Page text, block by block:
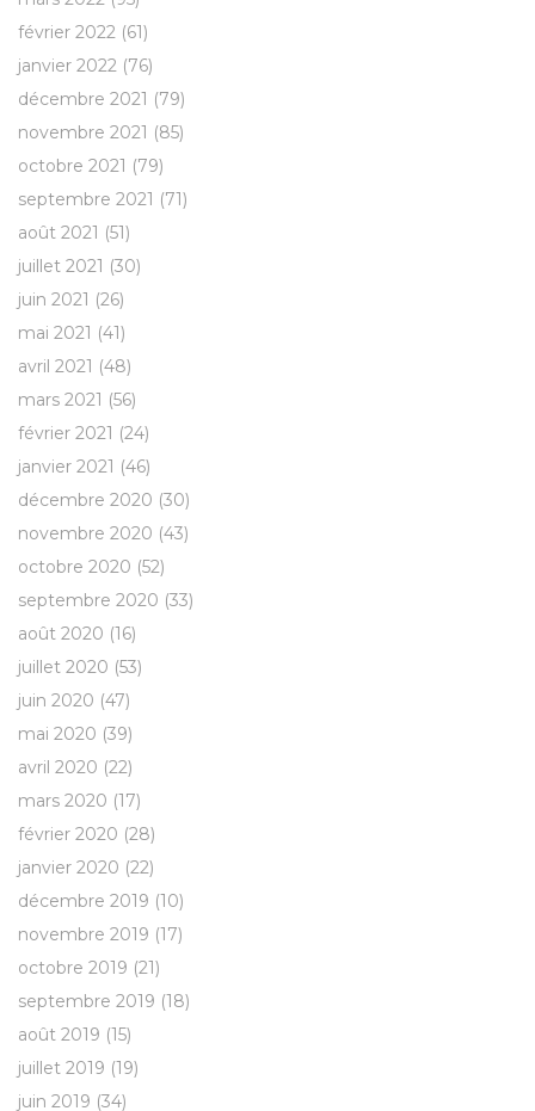
février 2022 (61)
janvier 2022 (76)
décembre 2021 (79)
novembre 2021 (85)
octobre 2021 (79)
septembre 2021 (71)
août 2021 (51)
juillet 2021 (30)
juin 2021 (26)
mai 2021 (41)
avril 2021 (48)
mars 2021 (56)
février 2021 (24)
janvier 2021 (46)
décembre 2020 (30)
novembre 2020 (43)
octobre 2020 (52)
septembre 2020 (33)
août 2020 (16)
juillet 2020 (53)
juin 2020 (47)
mai 2020 (39)
avril 2020 (22)
mars 2020 (17)
février 2020 (28)
janvier 2020 (22)
décembre 2019 (10)
novembre 2019 (17)
octobre 2019 (21)
septembre 2019 (18)
août 2019 (15)
juillet 2019 (19)
juin 2019 (34)